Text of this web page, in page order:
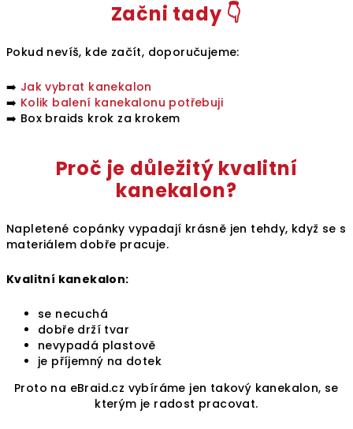
Začni tady 👇
Pokud nevíš, kde začít, doporučujeme:
➡️ Jak vybrat kanekalon
➡️ Kolik balení kanekalonu potřebuji
➡️ Box braids krok za krokem
Proč je důležitý kvalitní
kanekalon?
Napletené copánky vypadají krásně jen tehdy, když se s
materiálem dobře pracuje.
Kvalitní kanekalon:
se necuchá
dobře drží tvar
nevypadá plastově
je příjemný na dotek
Proto na eBraid.cz vybíráme jen takový kanekalon, se
kterým je radost pracovat.